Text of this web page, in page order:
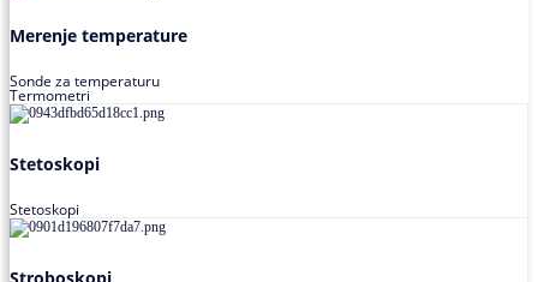
Merenje temperature
Sonde za temperaturu
Termometri
Stetoskopi
Stetoskopi
Stroboskopi